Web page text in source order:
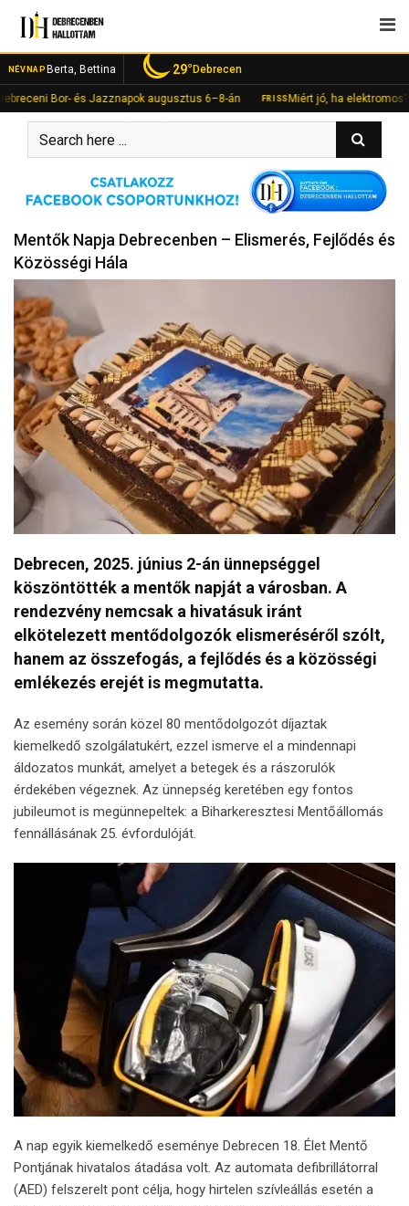
content
NÉVNAP Berta, Bettina 29°Debrecen
Bor- és Jazznapok augusztus 6–8-án FRISS Miért jó, ha elektromos?” –
Mentők Napja Debrecenben – Elismerés, Fejlődés és
Közösségi Hála
Debrecen, 2025. június 2-án ünnepséggel
köszöntötték a mentők napját a városban. A
rendezvény nemcsak a hivatásuk iránt
elkötelezett mentődolgozók elismeréséről szólt,
hanem az összefogás, a fejlődés és a közösségi
emlékezés erejét is megmutatta.
Az esemény során közel 80 mentődolgozót díjaztak
kiemelkedő szolgálatukért, ezzel ismerve el a mindennapi
áldozatos munkát, amelyet a betegek és a rászorulók
érdekében végeznek. Az ünnepség keretében egy fontos
jubileumot is megünnepeltek: a Biharkeresztesi Mentőállomás
fennállásának 25. évfordulóját.
A nap egyik kiemelkedő eseménye Debrecen 18. Élet Mentő
Pontjának hivatalos átadása volt. Az automata defibrillátorral
(AED) felszerelt pont célja, hogy hirtelen szívleállás esetén a